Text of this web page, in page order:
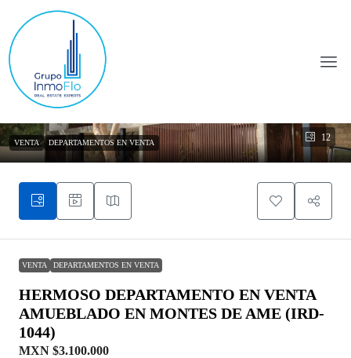
12
VENTA DEPARTAMENTOS EN VENTA
VENTA DEPARTAMENTOS EN VENTA
HERMOSO DEPARTAMENTO EN VENTA
AMUEBLADO EN MONTES DE AME (IRD-
1044)
MXN $3.100.000